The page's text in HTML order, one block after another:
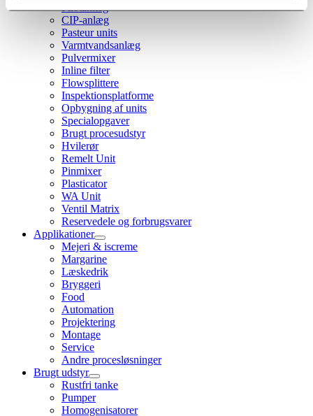
Pilotanlæg
CIP-anlæg
Pasteur units
Varmtvandsanlæg
Pulvermixer
Inline filter
Flowsplittere
Inspektionsplatforme
Opbygning af units
Specialopgaver
Brugt procesudstyr
Hvilerør
Remelt Unit
Pinmixer
Plasticator
WA Unit
Ventil Matrix
Reservedele og forbrugsvarer
Applikationer
Mejeri & iscreme
Margarine
Læskedrik
Bryggeri
Food
Automation
Projektering
Montage
Service
Andre procesløsninger
Brugt udstyr
Rustfri tanke
Pumper
Homogenisatorer